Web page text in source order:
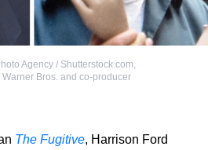
Agency / Shutterstock.com,
Warner Bros. and co-producer
The Fugitive, Harrison Ford